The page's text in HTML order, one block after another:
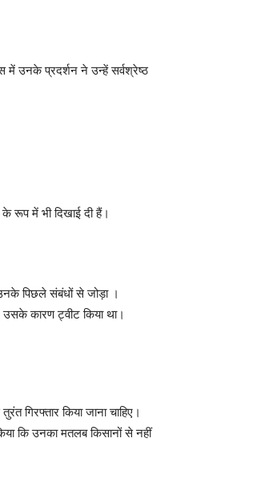
में उनके प्रदर्शन ने उन्हें सर्वश्रेष्ठ
के रूप में भी दिखाई दी हैं।
पिछले संबंधों से जोड़ा ।
कारण ट्वीट किया था।
गिरफ्तार किया जाना चाहिए।
कि उनका मतलब किसानों से नहीं